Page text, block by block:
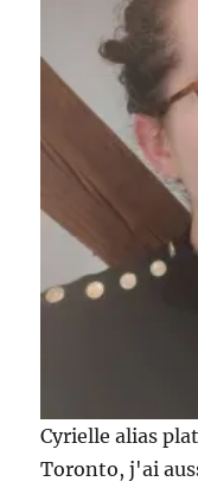
Cyrielle alias
Toronto, j'ai